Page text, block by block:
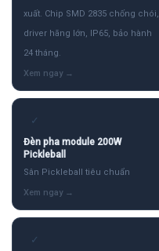
xuất. Chip SMD 2835 chống chói,
driver hãng lớn, IP65, bảo hành
24 tháng.
✓
Đèn pha module 200W
Pickleball
Sân Pickleball tiêu chuẩn
✓